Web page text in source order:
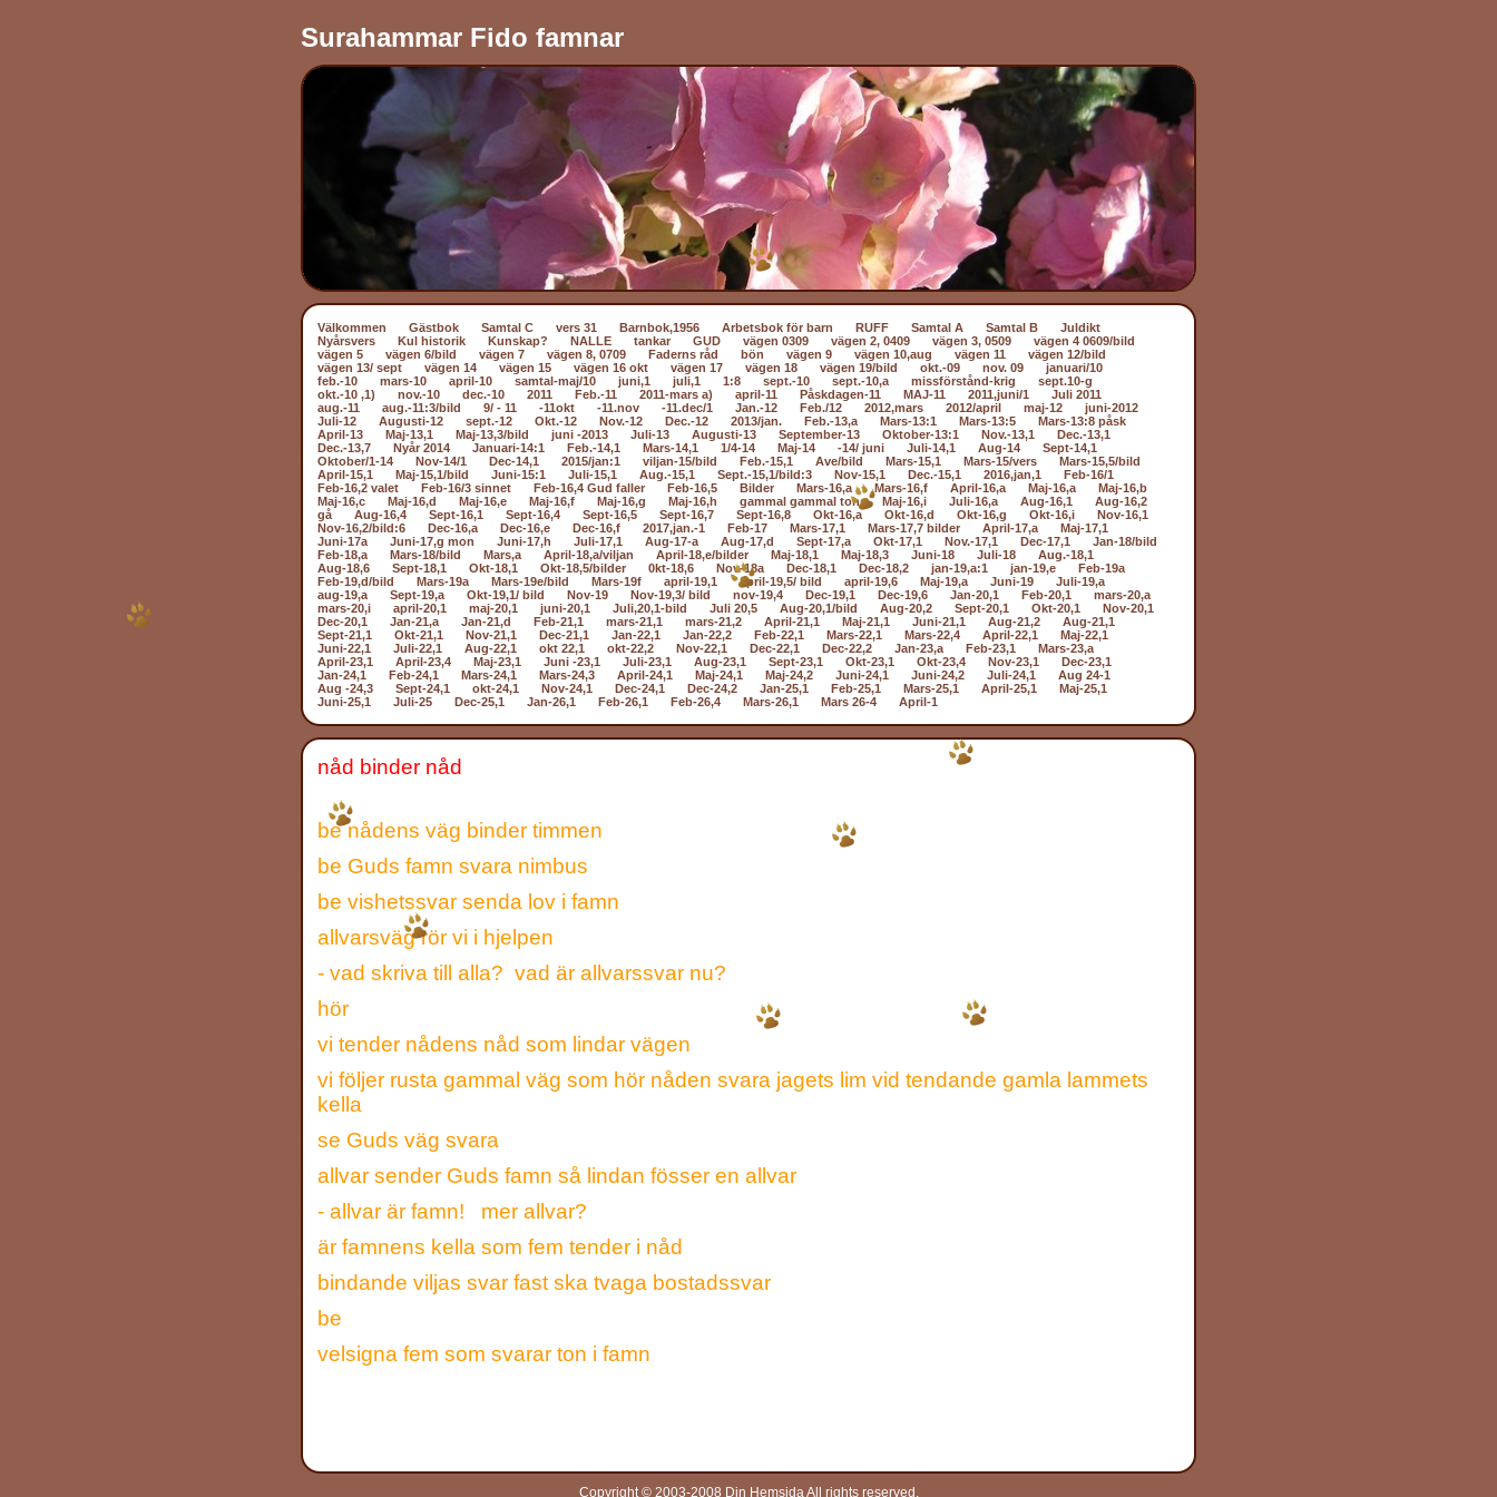
Surahammar Fido famnar
Välkommen Gästbok Samtal C vers 31 Barnbok,1956 Arbetsbok för barn RUFF Samtal A Samtal B
Juldikt
Nyårsvers
Kul historik Kunskap? NALLE tankar GUD vägen 0309 vägen 2, 0409 vägen 3, 0509
vägen 4 0609/bild
vägen 5
vägen 6/bild vägen 7 vägen 8, 0709 Faderns råd bön vägen 9 vägen 10,aug vägen 11
vägen 12/bild
vägen 13/ sept
vägen 14 vägen 15 vägen 16 okt vägen 17 vägen 18 vägen 19/bild okt.-09 nov. 09
januari/10
feb.-10
mars-10 april-10 samtal-maj/10 juni,1 juli,1 1:8 sept.-10 sept.-10,a missförstånd-krig
sept.10-g
okt.-10 ,1)
nov.-10 dec.-10 2011 Feb.-11 2011-mars a) april-11 Påskdagen-11 MAJ-11 2011,juni/1
Juli 2011
aug.-11
aug.-11:3/bild 9/ - 11 -11okt -11.nov -11.dec/1 Jan.-12 Feb./12 2012,mars 2012/april maj-12
juni-2012
Juli-12
Augusti-12 sept.-12 Okt.-12 Nov.-12 Dec.-12 2013/jan. Feb.-13,a Mars-13:1 Mars-13:5
Mars-13:8 påsk
April-13
Maj-13,1 Maj-13,3/bild juni -2013 Juli-13 Augusti-13 September-13 Oktober-13:1 Nov.-13,1
Dec.-13,1
Dec.-13,7
Nyår 2014 Januari-14:1 Feb.-14,1 Mars-14,1 1/4-14 Maj-14 -14/ juni Juli-14,1 Aug-14
Sept-14,1
Oktober/1-14
Nov-14/1 Dec-14,1 2015/jan:1 viljan-15/bild Feb.-15,1 Ave/bild Mars-15,1 Mars-15/vers
Mars-15,5/bild
April-15,1
Maj-15,1/bild Juni-15:1 Juli-15,1 Aug.-15,1 Sept.-15,1/bild:3 Nov-15,1 Dec.-15,1 2016,jan,1
Feb-16/1
Feb-16,2 valet
Feb-16/3 sinnet Feb-16,4 Gud faller Feb-16,5 Bilder Mars-16,a Mars-16,f April-16,a Maj-16,a
Maj-16,b
Maj-16,c
Maj-16,d Maj-16,e Maj-16,f Maj-16,g Maj-16,h gammal gammal ton Maj-16,i Juli-16,a Aug-16,1
Aug-16,2
gå
Aug-16,4 Sept-16,1 Sept-16,4 Sept-16,5 Sept-16,7 Sept-16,8 Okt-16,a Okt-16,d Okt-16,g Okt-16,i
Nov-16,1
Nov-16,2/bild:6
Dec-16,a Dec-16,e Dec-16,f 2017,jan.-1 Feb-17 Mars-17,1 Mars-17,7 bilder April-17,a
Maj-17,1
Juni-17a
Juni-17,g mon Juni-17,h Juli-17,1 Aug-17-a Aug-17,d Sept-17,a Okt-17,1 Nov.-17,1 Dec-17,1
Jan-18/bild
Feb-18,a
Mars-18/bild Mars,a April-18,a/viljan April-18,e/bilder Maj-18,1 Maj-18,3 Juni-18 Juli-18
Aug.-18,1
Aug-18,6
Sept-18,1 Okt-18,1 Okt-18,5/bilder 0kt-18,6 Nov-18a Dec-18,1 Dec-18,2 jan-19,a:1 jan-19,e
Feb-19a
Feb-19,d/bild
Mars-19a Mars-19e/bild Mars-19f april-19,1 april-19,5/ bild april-19,6 Maj-19,a Juni-19
Juli-19,a
aug-19,a
Sept-19,a Okt-19,1/ bild Nov-19 Nov-19,3/ bild nov-19,4 Dec-19,1 Dec-19,6 Jan-20,1 Feb-20,1
mars-20,a
mars-20,i
april-20,1 maj-20,1 juni-20,1 Juli,20,1-bild Juli 20,5 Aug-20,1/bild Aug-20,2 Sept-20,1 Okt-20,1
Nov-20,1
Dec-20,1
Jan-21,a Jan-21,d Feb-21,1 mars-21,1 mars-21,2 April-21,1 Maj-21,1 Juni-21,1 Aug-21,2
Aug-21,1
Sept-21,1
Okt-21,1 Nov-21,1 Dec-21,1 Jan-22,1 Jan-22,2 Feb-22,1 Mars-22,1 Mars-22,4 April-22,1
Maj-22,1
Juni-22,1
Juli-22,1 Aug-22,1 okt 22,1 okt-22,2 Nov-22,1 Dec-22,1 Dec-22,2 Jan-23,a Feb-23,1
Mars-23,a
April-23,1
April-23,4 Maj-23,1 Juni -23,1 Juli-23,1 Aug-23,1 Sept-23,1 Okt-23,1 Okt-23,4 Nov-23,1
Dec-23,1
Jan-24,1
Feb-24,1 Mars-24,1 Mars-24,3 April-24,1 Maj-24,1 Maj-24,2 Juni-24,1 Juni-24,2 Juli-24,1
Aug 24-1
Aug -24,3
Sept-24,1 okt-24,1 Nov-24,1 Dec-24,1 Dec-24,2 Jan-25,1 Feb-25,1 Mars-25,1 April-25,1
Maj-25,1
Juni-25,1
Juli-25 Dec-25,1 Jan-26,1 Feb-26,1 Feb-26,4 Mars-26,1 Mars 26-4 April-1
nåd binder nåd
be nådens väg binder timmen
be Guds famn svara nimbus
be vishetssvar senda lov i famn
allvarsväg rör vi i hjelpen
- vad skriva till alla? vad är allvarssvar nu?
hör
vi tender nådens nåd som lindar vägen
vi följer rusta gammal väg som hör nåden svara jagets lim vid tendande gamla lammets
kella
se Guds väg svara
allvar sender Guds famn så lindan fösser en allvar
- allvar är famn! mer allvar?
är famnens kella som fem tender i nåd
bindande viljas svar fast ska tvaga bostadssvar
be
velsigna fem som svarar ton i famn
Copyright © 2003-2008 Din Hemsida All rights reserved.